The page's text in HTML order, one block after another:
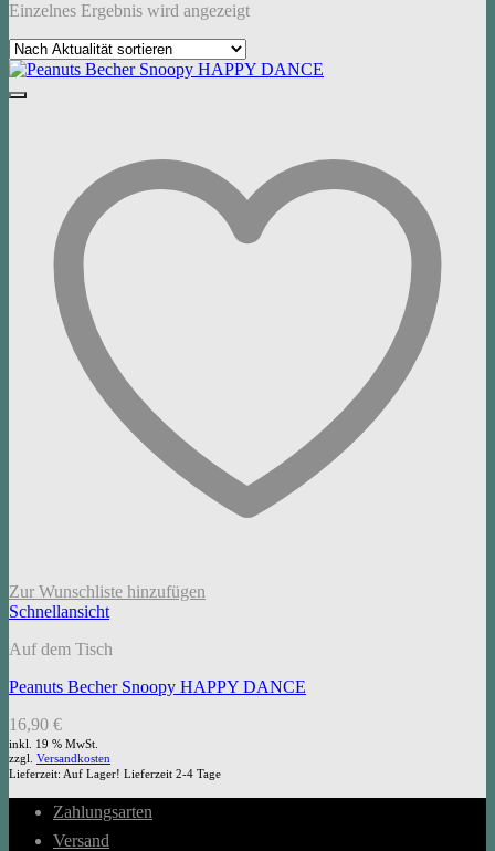
Einzelnes Ergebnis wird angezeigt
Zur Wunschliste hinzufügen
Schnellansicht
Auf dem Tisch
Peanuts Becher Snoopy HAPPY DANCE
16,90 €
inkl. 19 % MwSt.
zzgl. Versandkosten
Lieferzeit: Auf Lager! Lieferzeit 2-4 Tage
Zahlungsarten
Versand